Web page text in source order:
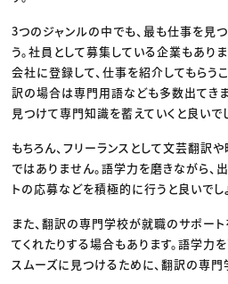
3つのジャンルの中でも、最も仕事を見
う。社員として募集している企業もあり
会社に登録して、仕事を紹介してもらう
訳の場合は専門用語なども多数出てき
見つけて専門知識を蓄えていくと良いでし
もちろん、フリーランスとして文芸翻訳
ではありません。語学力を磨きながら、
トの応募などを積極的に行うと良いでし
また、翻訳の専門学校が就職のサポート
てくれたりする場合もあります。語学力
スムーズに見つけるために、翻訳の専門